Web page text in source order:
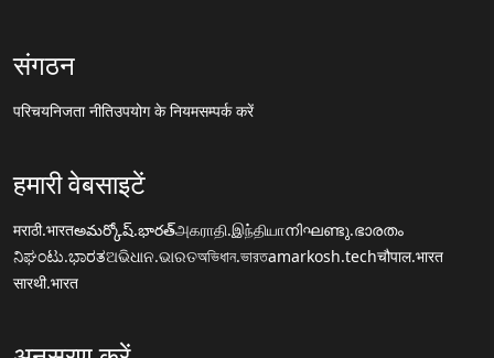
संगठन
परिचयनिजता नीतिउपयोग के नियमसम्पर्क करें
हमारी वेबसाइटें
मराठी.भारतఅమర్కోష్.భారత్அகராதி.இந்தியாനിഘണ്ടു.ഭാരതം
ನಿಘಂಟು.ಭಾರತଅଭିଧାନ.ଭାରତঅভিধান.ভারতamarkosh.techचौपाल.भारत
सारथी.भारत